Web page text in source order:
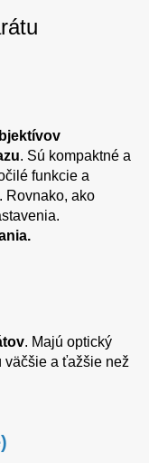
. Sú kompaktné a
funkcie a
Rovnako, ako
. Majú optický
väčšie a ťažšie než